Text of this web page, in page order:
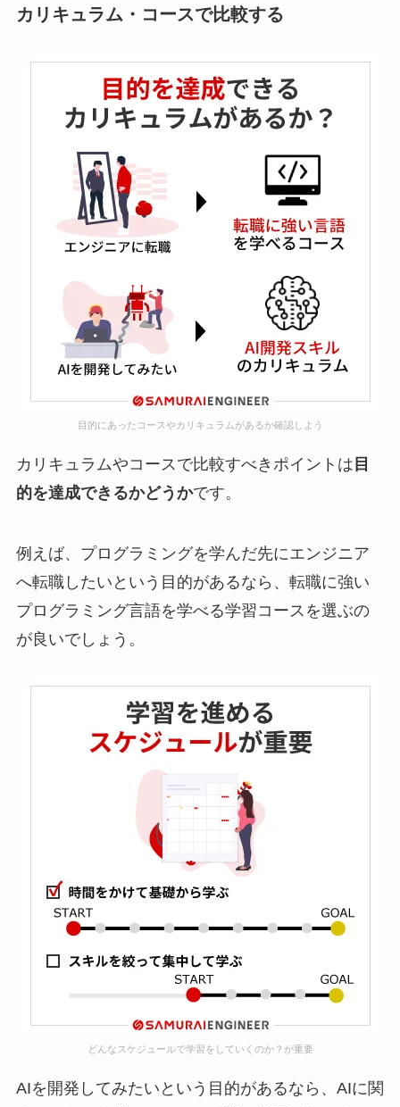
カリキュラム・コースで比較する
目的にあったコースやカリキュラムがあるか確認しよう
カリキュラムやコースで比較すべきポイントは 目
的を達成できるかどうかです。
例えば、プログラミングを学んだ先にエンジニア
へ転職したいという目的があるなら、転職に強い
プログラミング言語を学べる学習コースを選ぶの
が良いでしょう。
どんなスケジュールで学習をしていくのか？が重要
AIを開発してみたいという目的があるなら、AIに関